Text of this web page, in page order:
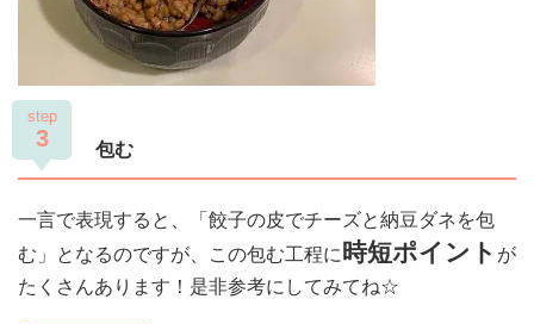
step
3 包む
一言で表現すると、「餃子の皮でチーズと納豆ダネを包
む」となるのですが、この包む工程に 時短ポイント が
たくさんあります！是非参考にしてみてね☆